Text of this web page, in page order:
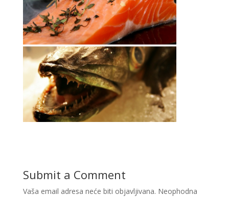
Submit a Comment
Vaša email adresa neće biti objavljivana. Neophodna